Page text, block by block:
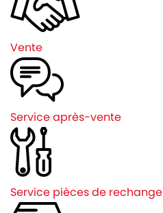
Vente
Service après-vente
Service pièces de rechange